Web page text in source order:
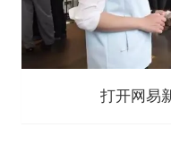
打开网易